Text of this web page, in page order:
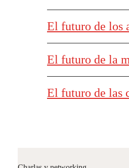
El futuro de los
El futuro de la
El futuro de las